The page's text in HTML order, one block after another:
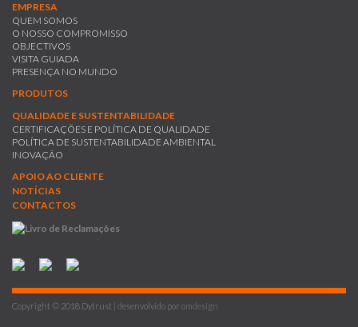
EMPRESA
QUEM SOMOS
O NOSSO COMPROMISSO
OBJECTIVOS
VISITA GUIADA
PRESENÇA NO MUNDO
PRODUTOS
QUALIDADE E SUSTENTABILIDADE
CERTIFICAÇÕES E POLÍTICA DE QUALIDADE
POLÍTICA DE SUSTENTABILIDADE AMBIENTAL
INOVAÇÃO
APOIO AO CLIENTE
NOTÍCIAS
CONTACTOS
Copyright © 2018 Dytrust | desenvolvido por omdesign